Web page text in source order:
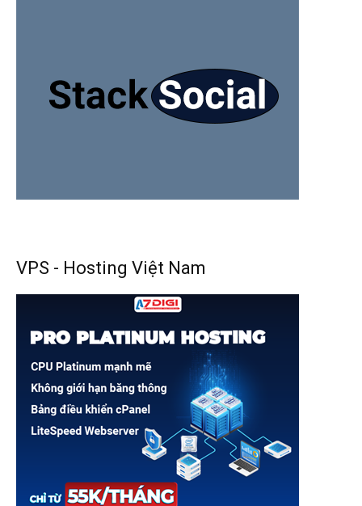
VPS - Hosting Việt Nam